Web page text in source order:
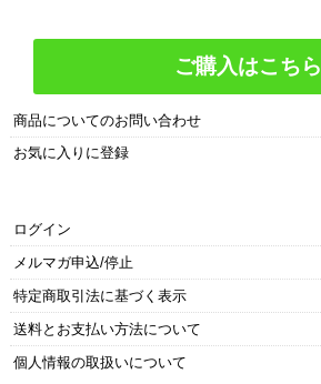
ご購入はこちら
商品についてのお問い合わせ
お気に入りに登録
ログイン
メルマガ申込/停止
特定商取引法に基づく表示
送料とお支払い方法について
個人情報の取扱いについて